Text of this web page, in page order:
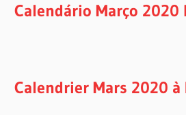
Calendário Março 2020
Calendrier Mars 2020